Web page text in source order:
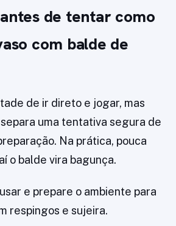
de tentar como
com balde de
de ir direto e jogar, mas
uma tentativa segura de
Na prática, pouca
o balde vira bagunça.
e prepare o ambiente para
respingos e sujeira.